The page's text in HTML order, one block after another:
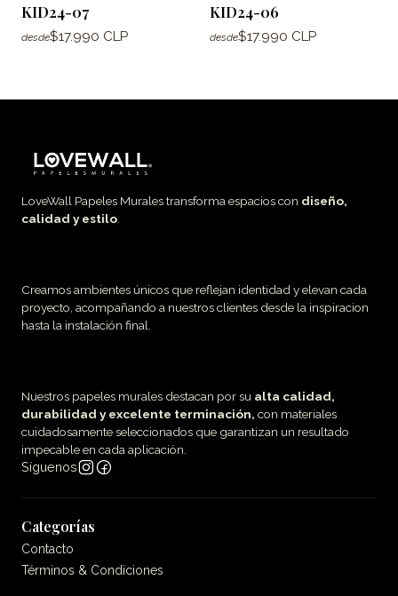
KID24-07
desde$17.990 CLP
KID24-06
desde$17.990 CLP
LoveWall Papeles Murales transforma espacios con diseño,
calidad y estilo
Creamos ambientes únicos que reflejan identidad y elevan cada
proyecto, acompañando a nuestros clientes desde la inspiracion
hasta la instalación final.
Nuestros papeles murales destacan por su alta calidad,
durabilidad y excelente terminación, con materiales
cuidadosamente seleccionados que garantizan un resultado
impecable en cada aplicación.
Síguenos
Categorías
Contacto
Términos & Condiciones